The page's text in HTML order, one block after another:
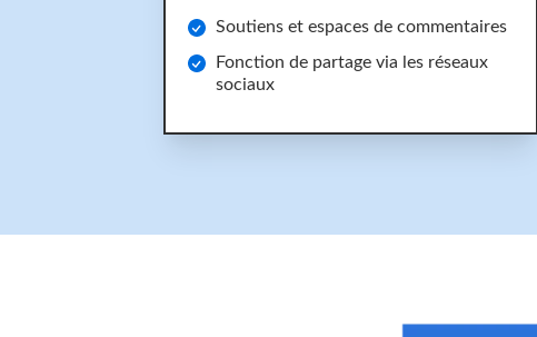
Soutiens et espaces de commentaires
Fonction de partage via les réseaux
sociaux